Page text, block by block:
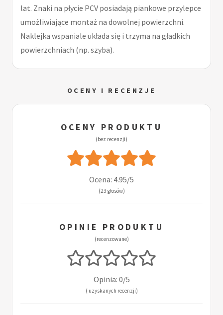
lat. Znaki na płycie PCV posiadają piankowe przylepce
umożliwiające montaż na dowolnej powierzchni.
Naklejka wspaniale układa się i trzyma na gładkich
powierzchniach (np. szyba).
OCENY I RECENZJE
OCENY PRODUKTU
(bez recenzji)
Ocena: 4.95/5
(23 głosów)
OPINIE PRODUKTU
(recenzowane)
Opinia: 0/5
( uzyskanych recenzji)